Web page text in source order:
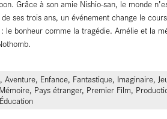
Grâce à son amie Nishio-san, le monde
ses trois ans, un événement change le
le bonheur comme la tragédie. Amélie et la
Aventure, Enfance, Fantastique, Imaginaire,
Pays étranger, Premier Film,